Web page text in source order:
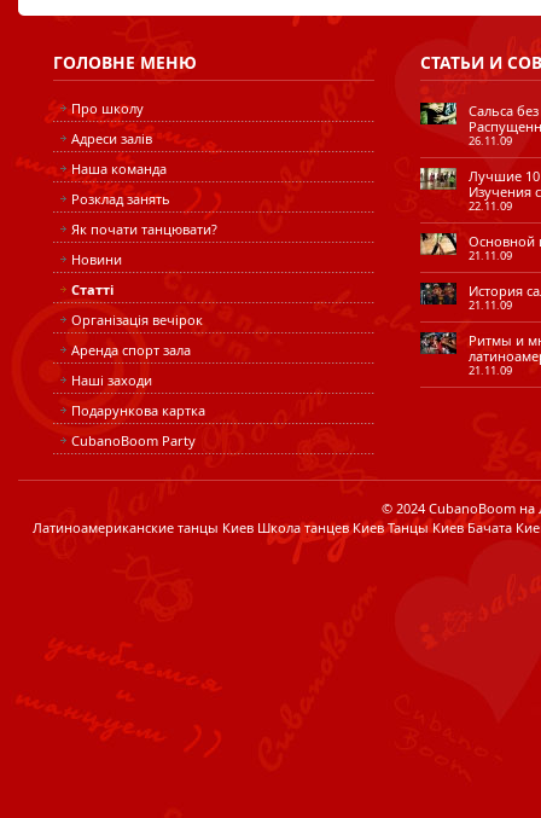
ГОЛОВНЕ МЕНЮ
Про школу
Адреси залів
Наша команда
Розклад занять
Як почати танцювати?
Новини
Статті
Організація вечірок
Аренда спорт зала
Наші заходи
Подарункова картка
CubanoBoom Party
СТАТЬИИ
Сальса
26.11.09
Лучшие 10
Изучения
22.11.09
Основной
21.11.09
История
21.11.09
Ритмы и
21.11.09
© 2024 CubanoBoom на
Латиноамериканские танцы Киев Школа танцев Киев Танцы Киев Бачата